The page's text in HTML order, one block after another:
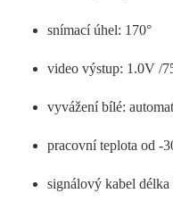
snímací úhel: 170°
video výstup: 1.0V /
vyvážení bílé:
pracovní teplota od -
signálový kabel